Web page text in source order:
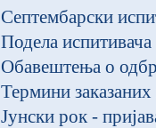
Септембарски
Подела испитивача
Обавештења о
Термини заказаних
Јунски рок -